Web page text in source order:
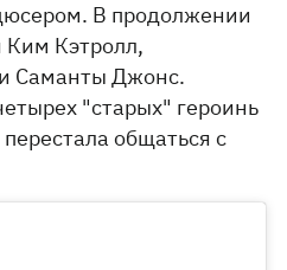
В продолжении
Ким Кэтролл,
Саманты Джонс.
"старых" героинь
общаться с